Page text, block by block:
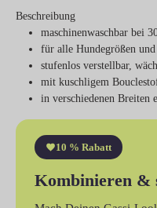
Beschreibung
maschinenwaschbar bei
für alle Hundegrößen und
stufenlos verstellbar,
mit kuschligem
in verschiedenen Breiten
10 % Rabatt
Kombinieren &